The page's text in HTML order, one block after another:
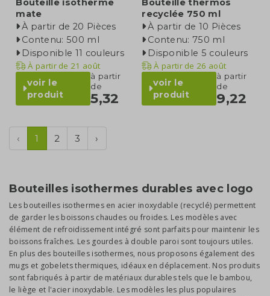
Bouteille isotherme
mate
À partir de 20 Pièces
Contenu: 500 ml
Disponible 11 couleurs
À partir de 21 août
voir le
produit
à partir
de
5,32
Bouteille thermos
recyclée 750 ml
À partir de 10 Pièces
Contenu: 750 ml
Disponible 5 couleurs
À partir de 26 août
voir le
produit
à partir
de
9,22
‹ 1 2 3 ›
Bouteilles isothermes durables avec logo
Les bouteilles isothermes en acier inoxydable (recyclé) permettent
de garder les boissons chaudes ou froides. Les modèles avec
élément de refroidissement intégré sont parfaits pour maintenir les
boissons fraîches. Les gourdes à double paroi sont toujours utiles.
En plus des bouteilles isothermes, nous proposons également des
mugs et gobelets thermiques, idéaux en déplacement. Nos produits
sont fabriqués à partir de matériaux durables tels que le bambou,
le liège et l'acier inoxydable. Les modèles les plus populaires